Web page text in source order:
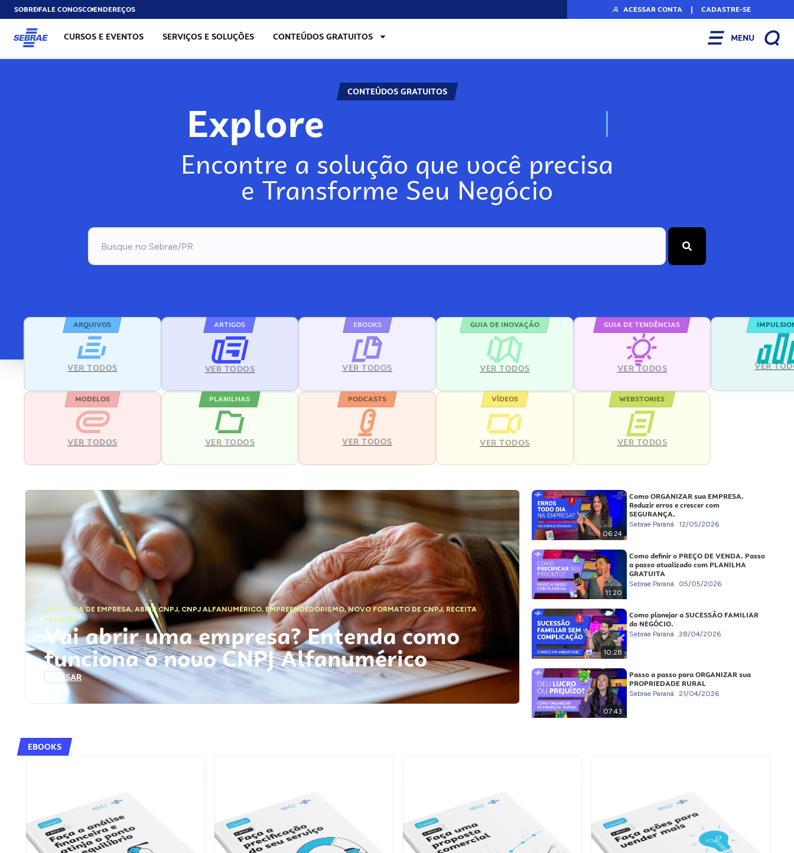
SOBREFALE CONOSCOENDEREÇOS ACESSAR CONTA | CADASTRE-SE
CURSOS E EVENTOS SERVIÇOS E SOLUÇÕES CONTEÚDOS GRATUITOS MENU
CONTEÚDOS GRATUITOS
Explore N
Encontre a solução que você precisa
e Transforme Seu Negócio
ARQUIVOS
VER TODOS
ARTIGOS
VER TODOS
EBOOKS
VER TODOS
GUIA DE INOVAÇÃO
VER TODOS
GUIA DE TENDÊNCIAS
VER TODOS VER
MODELOS
VER TODOS
PLANILHAS
VER TODOS
PODCASTS
VER TODOS
VÍDEOS
VER TODOS
WEBSTORIES
VER TODOS
ABERTURA DE EMPRESA,ABRIR CNPJ, CNPJ ALFANUMÉRICO, EMPREENDEDORISMO,NOVO FORMATO DE CNPJ,RECEITA
FEDERAL
Vai abrir uma empresa? Entenda como
funciona o novo CNPJ Alfanumérico
ACESSAR
06:24
Como ORGANIZAR sua EMPRESA.
Reduzir erros e crescer com
SEGURANÇA.
Sebrae Paraná 12/05/2026
11:20
Como definir o PREÇO DE VENDA. Passo
a passo atualizado com PLANILHA
GRATUITA
Sebrae Paraná 05/05/2026
10:28
Como planejar a SUCESSÃO FAMILIAR
do NEGÓCIO.
Sebrae Paraná 28/04/2026
07:43
Passo a passo para ORGANIZAR sua
PROPRIEDADE RURAL
Sebrae Paraná 21/04/2026
EBOOKS